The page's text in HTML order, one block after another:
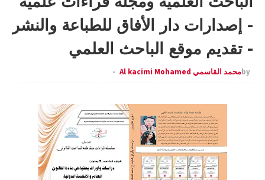
- إصدارات دار الأفاق للطباعة والنشر
- تقديم موقع الباحث العلمي
byمحمد القاسمي Al kacimi Mohamed